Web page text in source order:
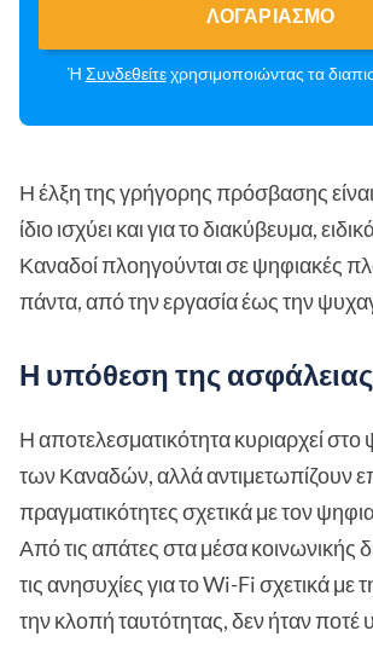
ΛΟΓΑΡΙΑΣΜΌ
Ή Συνδεθείτεχρησιμοποιώντας τα
Η έλξη της γρήγορης πρόσβασης
ίδιο ισχύει και για το διακύβευμα,
Καναδοί πλοηγούνται σε ψηφιακές
πάντα, από την εργασία έως την
Η υπόθεση της ασφάλειας
Η αποτελεσματικότητα κυριαρχεί στο
των Καναδών, αλλά αντιμετωπίζουν
πραγματικότητες σχετικά με τον
Από τις απάτες στα μέσα κοινωνικής
τις ανησυχίες για το Wi-Fi σχετικά με
την κλοπή ταυτότητας, δεν ήταν ποτέ